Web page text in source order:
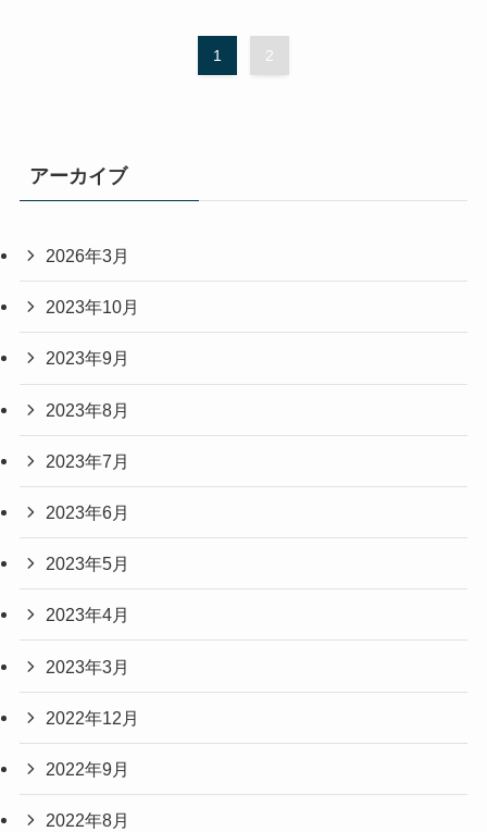
1 2
アーカイブ
2026年3月
2023年10月
2023年9月
2023年8月
2023年7月
2023年6月
2023年5月
2023年4月
2023年3月
2022年12月
2022年9月
2022年8月